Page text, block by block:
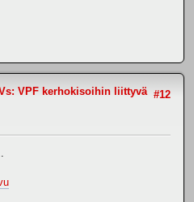
#12
VPF kerhokisoihin liittyvä